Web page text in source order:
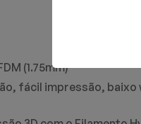
(1.75mm)
fácil impressão,